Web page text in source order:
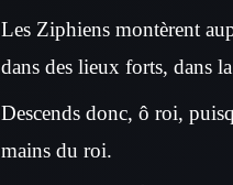
Les Ziphiens montèrent
dans des lieux forts, dans
Descends donc, ô roi,
mains du roi.